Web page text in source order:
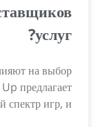
услуг?
на выбор
предлагает
игр, и...